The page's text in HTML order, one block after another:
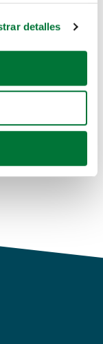
geográfica
activamente
(huellas
procesan sus
web con
y análisis
detalles